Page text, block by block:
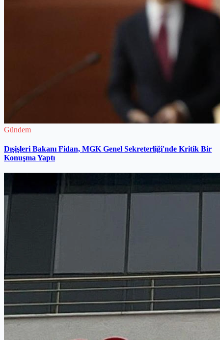
Gündem
Dışişleri Bakanı Fidan, MGK Genel Sekreterliği'nde Kritik Bir
Konuşma Yaptı